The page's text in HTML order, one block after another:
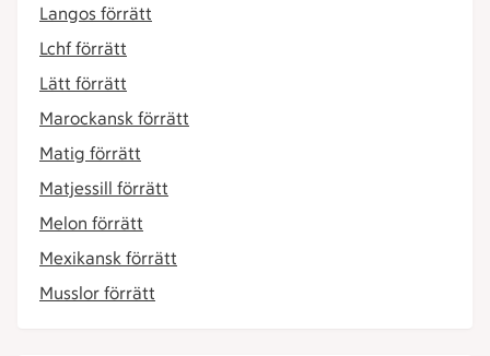
Langos förrätt
Lchf förrätt
Lätt förrätt
Marockansk förrätt
Matig förrätt
Matjessill förrätt
Melon förrätt
Mexikansk förrätt
Musslor förrätt